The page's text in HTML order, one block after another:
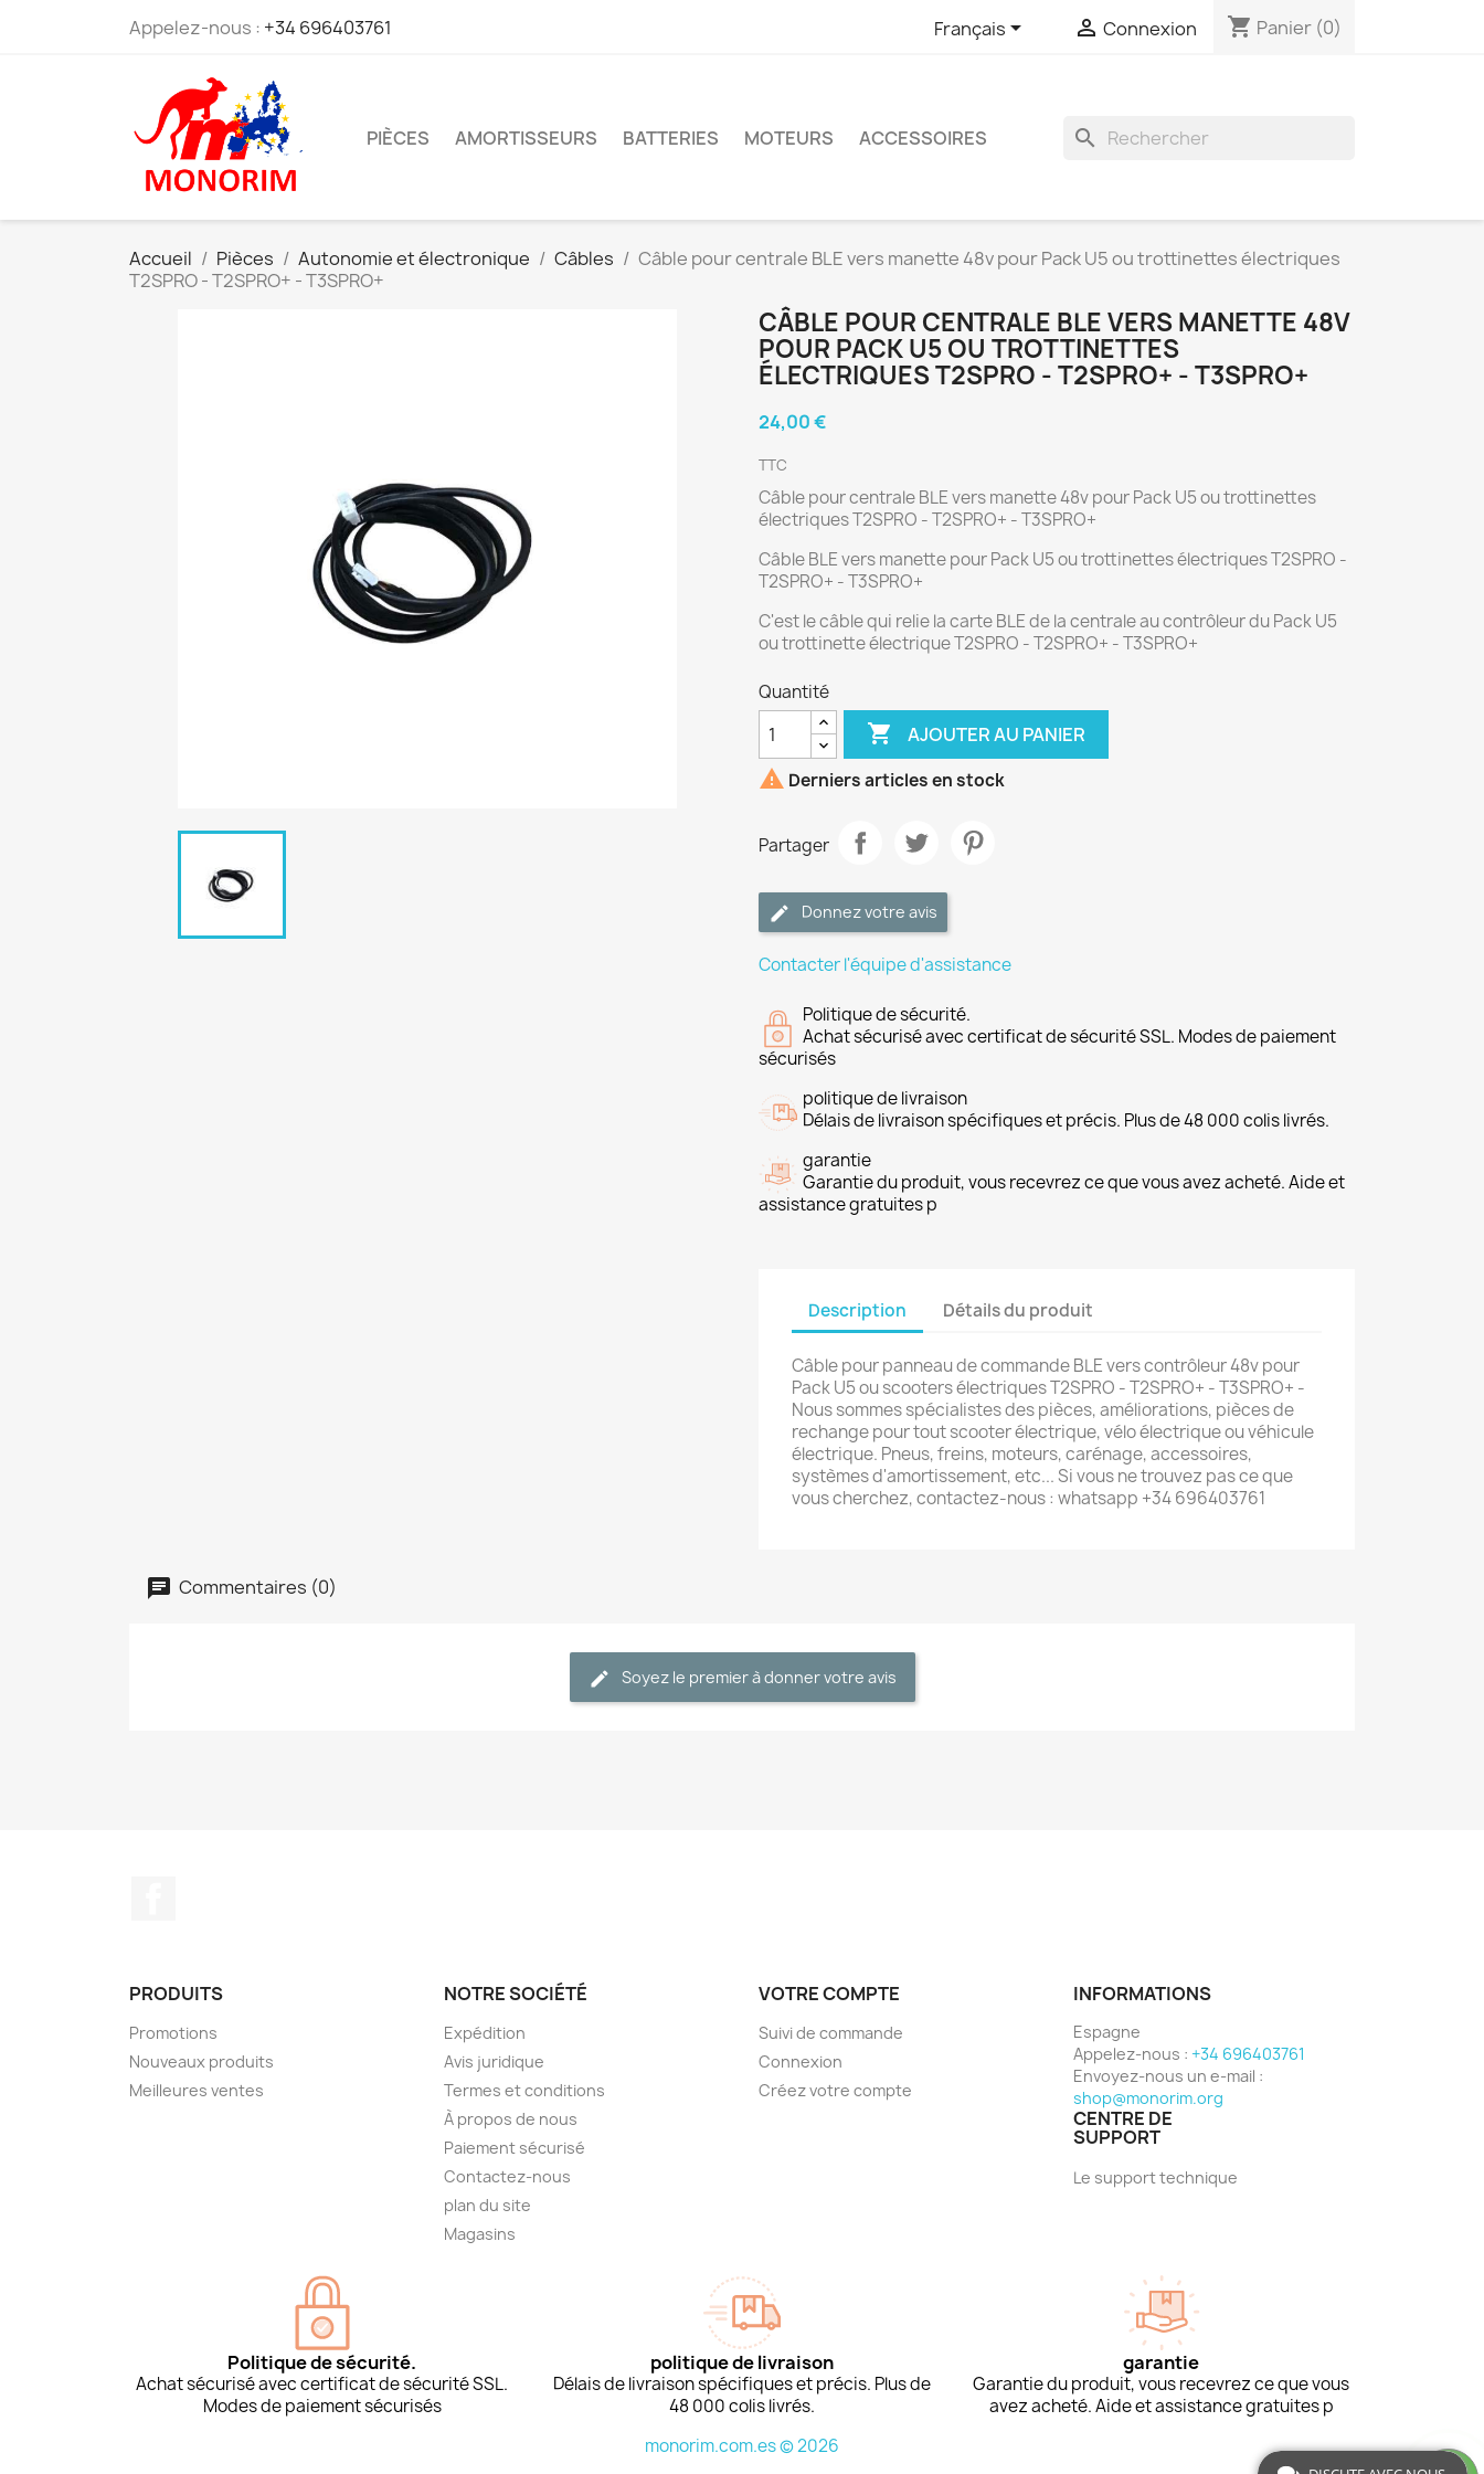
Appelez-nous : +34 696403761 Français  Connexion shopping_cart Panier (0)
PIÈCES AMORTISSEURS BATTERIES MOTEURS ACCESSOIRES search
Accueil Pièces Autonomie et électronique Câbles
Câble pour centrale BLE vers manette 48v pour Pack U5 ou trottinettes électriques
T2SPRO - T2SPRO+ - T3SPRO+
CÂBLE POUR CENTRALE BLE VERS MANETTE 48V
POUR PACK U5 OU TROTTINETTES
ÉLECTRIQUES T2SPRO - T2SPRO+ - T3SPRO+
24,00 €
TTC
Câble pour centrale BLE vers manette 48v pour Pack U5 ou trottinettes
électriques T2SPRO - T2SPRO+ - T3SPRO+
Câble BLE vers manette pour Pack U5 ou trottinettes électriques T2SPRO -
T2SPRO+ - T3SPRO+
C'est le câble qui relie la carte BLE de la centrale au contrôleur du Pack U5
ou trottinette électrique T2SPRO - T2SPRO+ - T3SPRO+
Quantité
 AJOUTER AU PANIER
 Derniers articles en stock
Partager
Donnez votre avis
Contacter l'équipe d'assistance
Politique de sécurité.
Achat sécurisé avec certificat de sécurité SSL. Modes de paiement
sécurisés
politique de livraison
Délais de livraison spécifiques et précis. Plus de 48 000 colis livrés.
garantie
Garantie du produit, vous recevrez ce que vous avez acheté. Aide et
assistance gratuites p
Description Détails du produit
Câble pour panneau de commande BLE vers contrôleur 48v pour
Pack U5 ou scooters électriques T2SPRO - T2SPRO+ - T3SPRO+ -
Nous sommes spécialistes des pièces, améliorations, pièces de
rechange pour tout scooter électrique, vélo électrique ou véhicule
électrique. Pneus, freins, moteurs, carénage, accessoires,
systèmes d'amortissement, etc... Si vous ne trouvez pas ce que
vous cherchez, contactez-nous : whatsapp +34 696403761
Commentaires (0)
Soyez le premier à donner votre avis
PRODUITS
Promotions
Nouveaux produits
Meilleures ventes
NOTRE SOCIÉTÉ
Expédition
Avis juridique
Termes et conditions
À propos de nous
Paiement sécurisé
Contactez-nous
plan du site
Magasins
VOTRE COMPTE
Suivi de commande
Connexion
Créez votre compte
INFORMATIONS
Espagne
Appelez-nous : +34 696403761
Envoyez-nous un e-mail :
shop@monorim.org
CENTRE DE
SUPPORT
Le support technique
Politique de sécurité.
Achat sécurisé avec certificat de sécurité SSL.
Modes de paiement sécurisés
politique de livraison
Délais de livraison spécifiques et précis. Plus de
48 000 colis livrés.
garantie
Garantie du produit, vous recevrez ce que vous
avez acheté. Aide et assistance gratuites p
monorim.com.es © 2026